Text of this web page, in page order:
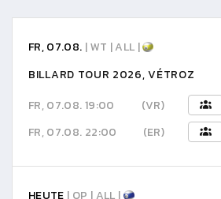
FR, 07.08. | WT | ALL |
BILLARD TOUR 2026, VÉTROZ
FR, 07.08. 19:00
(VR)
FR, 07.08. 22:00
(ER)
HEUTE | OP | ALL |